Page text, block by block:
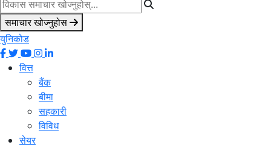
समाचार खोज्नुहोस
युनिकोड
वित्त
बैंक
बीमा
सहकारी
विविध
सेयर